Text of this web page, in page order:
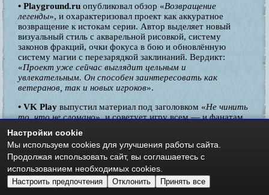
• Playground.ru опубликовал обзор «Возвращение
легенды», и охарактеризовал проект как аккуратное
возвращение к истокам серии. Автор выделяет новый
визуальный стиль с акварельной рисовкой, систему
законов фракций, очки фокуса в бою и обновлённую
систему магии с перезарядкой заклинаний. Вердикт:
«Проект уже сейчас выглядит цельным и
увлекательным. Он способен заинтересовать как
ветеранов, так и новых игроков».
• VK Play выпустил материал под заголовком «Не чинить
то, что не сломано», и советует игру всем — и фанатам,
примерно всё делает хорошо: грамотно бросает вызов,
удивляет и увлекает — да так, что заставляет
прилипнуть к экрану».
• StopGameдал более сдержанную оценку, указав на
мультяшный визуальный стиль, напоминающий
Настройки cookie
Мы используем cookies для улучшения работы сайта.
Продолжая использовать сайт, вы соглашаетесь с
использованием необходимых cookies.
Настроить предпочтения
Отклонить Принять все